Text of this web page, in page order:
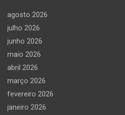
agosto 2026
julho 2026
junho 2026
maio 2026
abril 2026
março 2026
fevereiro 2026
janeiro 2026